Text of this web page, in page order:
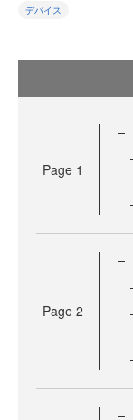
デバイス
Page 1
Page 2